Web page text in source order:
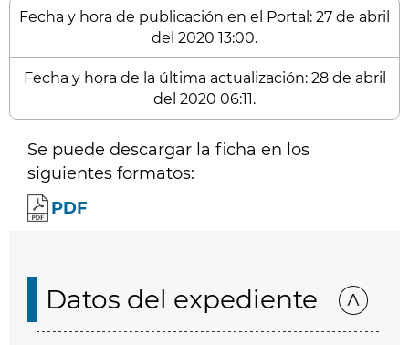
Fecha y hora de publicación en el Portal: 27 de abril
del 2020 13:00.
Fecha y hora de la última actualización: 28 de abril
del 2020 06:11.
Se puede descargar la ficha en los
siguientes formatos:
PDF
Datos del expediente